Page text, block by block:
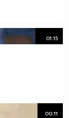
01:15
00:11